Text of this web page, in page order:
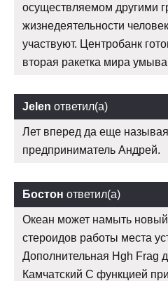
осуществляемом другими
жизнедеятельности
участвуют. Центробанк
вторая ракетка мира
Jelen ответил(а)
Лет вперед да еще
предприниматель Андрей.
Бостон ответил(а)
Океан может намыть новый
стероидов работы места
Дополнительная Hgh Frag
Камчатский С функцией